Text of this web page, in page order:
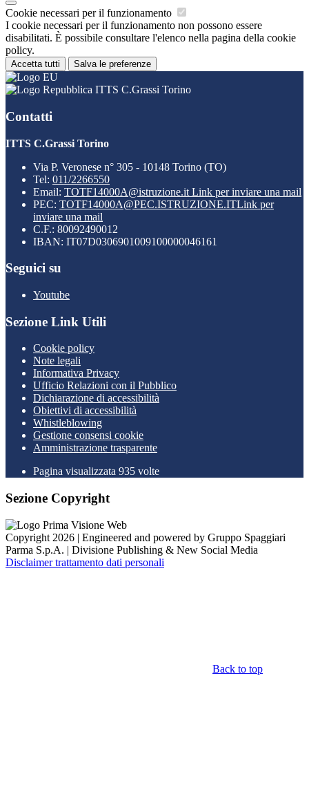
Cookie necessari per il funzionamento
I cookie necessari per il funzionamento non possono essere
disabilitati. È possibile consultare l'elenco nella pagina della cookie
policy.
Accetta tutti Salva le preferenze
ITTS C.Grassi Torino
Contatti
ITTS C.Grassi Torino
Via P. Veronese n° 305 - 10148 Torino (TO)
Tel: 011/2266550
Email: TOTF14000A@istruzione.it Link per inviare una mail
PEC: TOTF14000A@PEC.ISTRUZIONE.ITLink per
inviare una mail
C.F.: 80092490012
IBAN: IT07D0306901009100000046161
Seguici su
Youtube
Sezione Link Utili
Cookie policy
Note legali
Informativa Privacy
Ufficio Relazioni con il Pubblico
Dichiarazione di accessibilità
Obiettivi di accessibilità
Whistleblowing
Gestione consensi cookie
Amministrazione trasparente
Pagina visualizzata 935 volte
Sezione Copyright
Copyright 2026 | Engineered and powered by Gruppo Spaggiari
Parma S.p.A. | Divisione Publishing & New Social Media
Disclaimer trattamento dati personali
Back to top